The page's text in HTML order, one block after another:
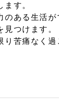
す。
のある生活が
見つけます。
り苦痛なく過